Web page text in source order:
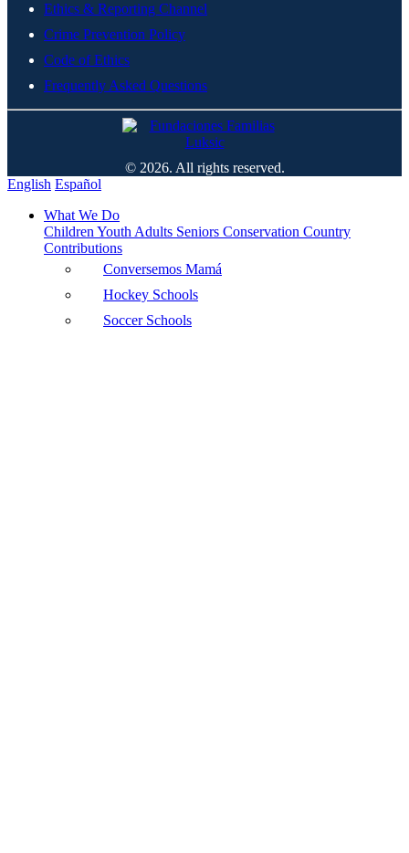
Ethics & Reporting Channel
Crime Prevention Policy
Code of Ethics
Frequently Asked Questions
© 2026. All rights reserved.
English Español
What We Do
Children Youth Adults Seniors Conservation Country
Contributions
Conversemos Mamá
Hockey Schools
Soccer Schools